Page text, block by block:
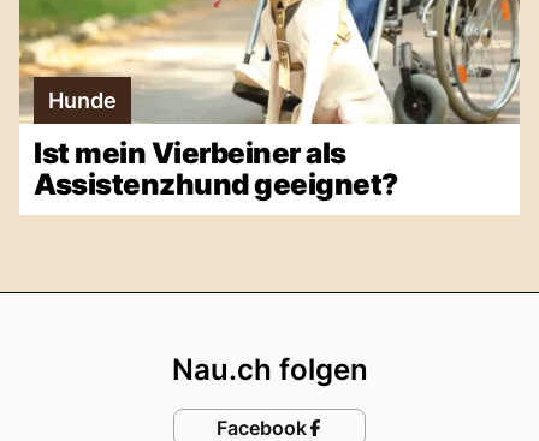
Hunde
Ist mein Vierbeiner als
Assistenzhund geeignet?
Nau.ch folgen
Facebook